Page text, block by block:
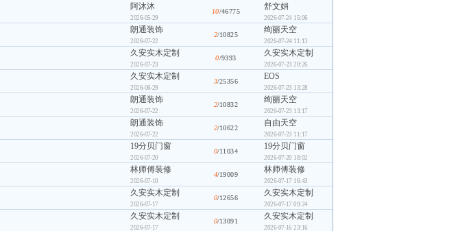
阿沐沐
2026-05-29
10/46775 舒文娟
2026-07-24 15:06
朗通装饰
2026-07-22
2/10825 绚丽天空
2026-07-24 11:13
久安实木定制
2026-07-23
0/9393 久安实木定制
2026-07-23 20:26
久安实木定制
2026-06-29
3/25356 EOS
2026-07-23 13:28
朗通装饰
2026-07-22
2/10832 绚丽天空
2026-07-23 13:17
朗通装饰
2026-07-22
2/10622 自由天空
2026-07-23 11:17
19分贝门窗
2026-07-20
0/11034 19分贝门窗
2026-07-20 18:02
林师傅装修
2026-07-10
4/19009 林师傅装修
2026-07-17 16:43
久安实木定制
2026-07-17
0/12656 久安实木定制
2026-07-17 09:24
久安实木定制
2026-07-17
0/13091 久安实木定制
2026-07-16 23:16